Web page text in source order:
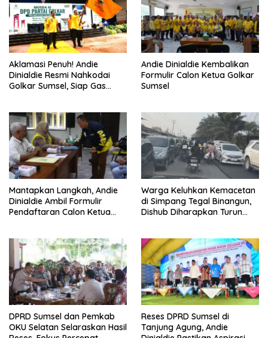
Aklamasi Penuh! Andie
Dinialdie Resmi Nahkodai
Golkar Sumsel, Siap Gas
Andie Dinialdie Kembalikan
Formulir Calon Ketua Golkar
Sumsel
Mantapkan Langkah, Andie
Dinialdie Ambil Formulir
Pendaftaran Calon Ketua
Warga Keluhkan Kemacetan
di Simpang Tegal Binangun,
Dishub Diharapkan Turun
DPRD Sumsel dan Pemkab
OKU Selatan Selaraskan Hasil
Reses DPRD Sumsel di
Tanjung Agung, Andie